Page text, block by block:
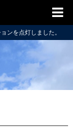
ンを点灯しました。